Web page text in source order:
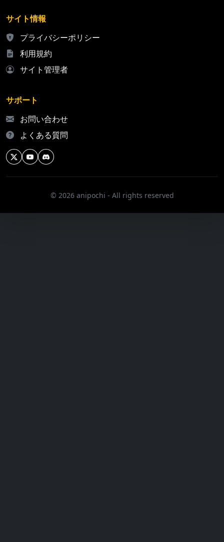
サイト情報
プライバシーポリシー
利用規約
サイト管理者
サポート
お問い合わせ
よくある質問
© 2026 anipochi - All rights reserved